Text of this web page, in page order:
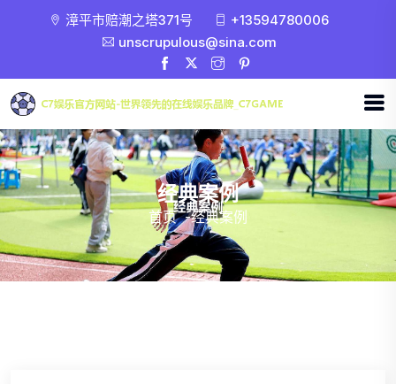
漳平市赔潮之塔371号
+13594780006
unscrupulous@sina.com
经典案例
首页 -经典案例